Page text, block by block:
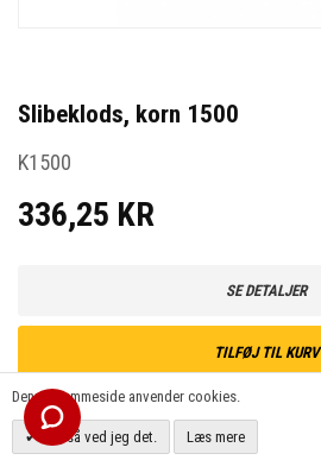
Slibeklods, korn 1500
K1500
336,25 KR
SE DETALJER
TILFØJ TIL KURV
Denne hjemmeside anvender cookies.
OK, så ved jeg det. Læs mere